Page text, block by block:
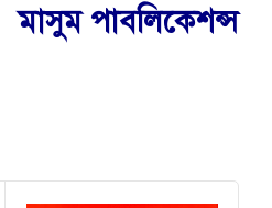
মাসুম পাবলিকেশন্স